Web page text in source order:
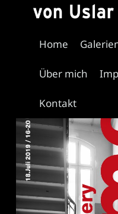
Home
Über mich
Kontakt
FRAME
Juli 3, 2019